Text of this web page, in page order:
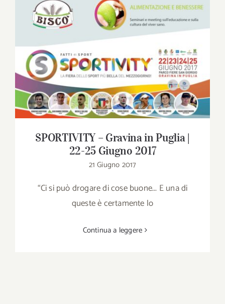
Download
SHOP
Cerca
per:
SPORTIVITY – Gravina in Puglia | 22-25
Giugno 2017
SPORTIVITY – Gravina in Puglia |
22-25 Giugno 2017
21 Giugno 2017
“Ci si può drogare di cose buone... E una di
queste è certamente lo
Continua a leggere